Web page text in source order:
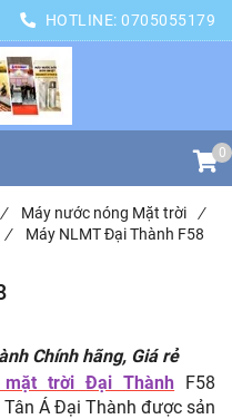
HOTLINE: 0705055179
0
/ Máy nước nóng Mặt trời
/
/ Máy NLMT Đại Thành F58
Chính hãng, Giá rẻ
mặt trời Đại Thành F58
Á Đại Thành được sản